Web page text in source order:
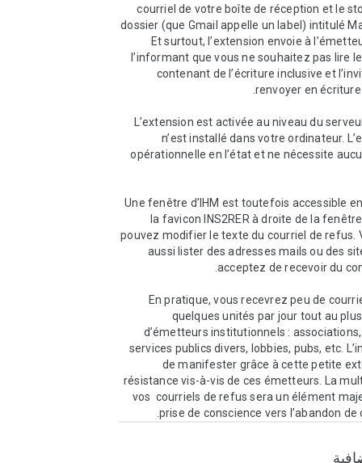
courriel de votre boîte de réception et le
dossier (que Gmail appelle un label) intitulé
Et surtout, l’extension envoie à
l’informant que vous ne souhaitez pas lire
contenant de l’écriture inclusive et
L’extension est activée au niveau du
n’est installé dans votre ordinateur.
opérationnelle en l’état et ne nécessite
Une fenêtre d’IHM est toutefois accessible
la favicon INS2RER à droite de la
pouvez modifier le texte du courriel de refus.
aussi lister des adresses mails ou des
En pratique, vous recevrez peu de
quelques unités par jour tout au
d’émetteurs institutionnels :
services publics divers, lobbies, pubs, etc.
de manifester grâce à cette petite
résistance vis-à-vis de ces émetteurs. La
vos  courriels de refus sera un élément
prise de conscience vers l’abandon de